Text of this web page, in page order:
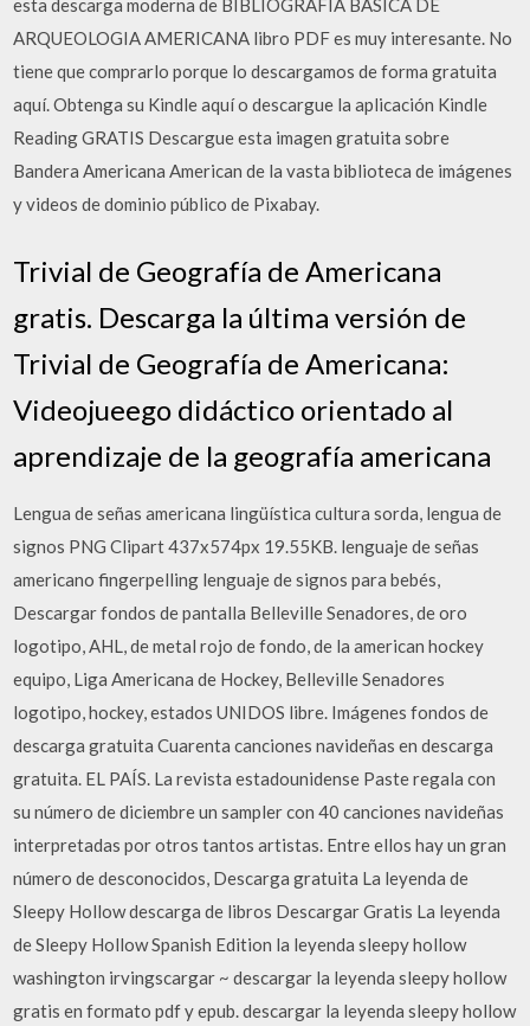
esta descarga moderna de BIBLIOGRAFIA BASICA DE
ARQUEOLOGIA AMERICANA libro PDF es muy interesante. No
tiene que comprarlo porque lo descargamos de forma gratuita
aquí. Obtenga su Kindle aquí o descargue la aplicación Kindle
Reading GRATIS Descargue esta imagen gratuita sobre
Bandera Americana American de la vasta biblioteca de imágenes
y videos de dominio público de Pixabay.
Trivial de Geografía de Americana
gratis. Descarga la última versión de
Trivial de Geografía de Americana:
Videojueego didáctico orientado al
aprendizaje de la geografía americana
Lengua de señas americana lingüística cultura sorda, lengua de
signos PNG Clipart 437x574px 19.55KB. lenguaje de señas
americano fingerpelling lenguaje de signos para bebés,
Descargar fondos de pantalla Belleville Senadores, de oro
logotipo, AHL, de metal rojo de fondo, de la american hockey
equipo, Liga Americana de Hockey, Belleville Senadores
logotipo, hockey, estados UNIDOS libre. Imágenes fondos de
descarga gratuita Cuarenta canciones navideñas en descarga
gratuita. EL PAÍS. La revista estadounidense Paste regala con
su número de diciembre un sampler con 40 canciones navideñas
interpretadas por otros tantos artistas. Entre ellos hay un gran
número de desconocidos, Descarga gratuita La leyenda de
Sleepy Hollow descarga de libros Descargar Gratis La leyenda
de Sleepy Hollow Spanish Edition la leyenda sleepy hollow
washington irvingscargar ~ descargar la leyenda sleepy hollow
gratis en formato pdf y epub. descargar la leyenda sleepy hollow